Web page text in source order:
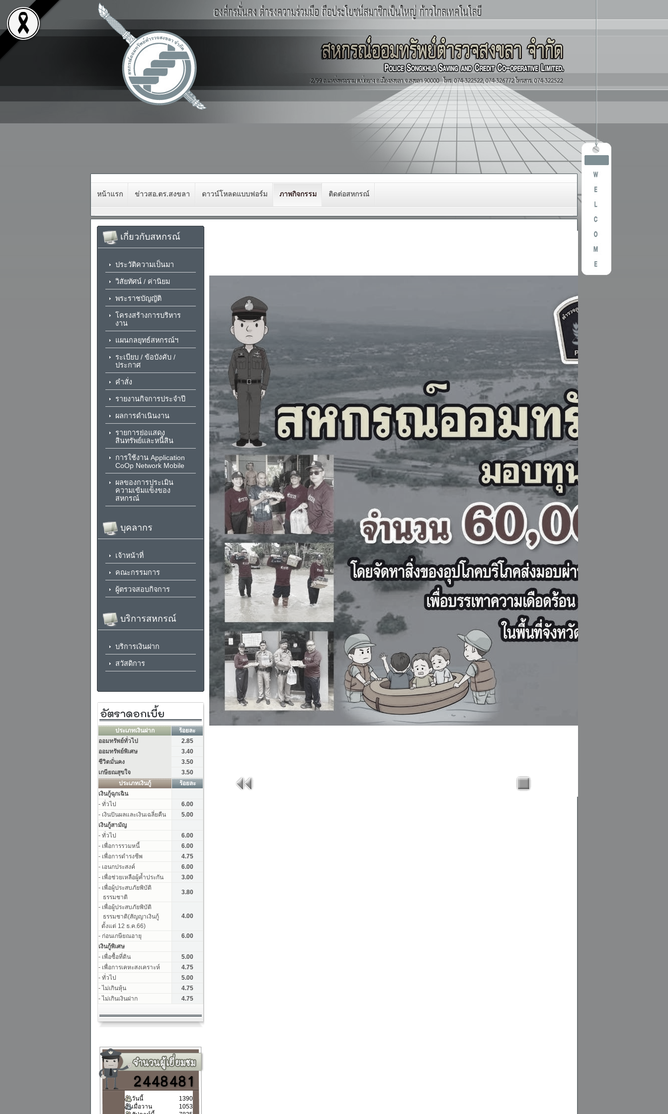
หน้าแรก ข่าวสอ.ตร.สงขลา ดาวน์โหลดแบบฟอร์ม ภาพกิจกรรม ติดต่อสหกรณ์
เกี่ยวกับสหกรณ์
ประวัติความเป็นมา
วิสัยทัศน์ / ค่านิยม
พระราชบัญญัติ
โครงสร้างการบริหาร
งาน
แผนกลยุทธ์สหกรณ์ฯ
ระเบียบ / ข้อบังคับ /
ประกาศ
คำสั่ง
รายงานกิจการประจำปี
ผลการดำเนินงาน
รายการย่อแสดง
สินทรัพย์และหนี้สิน
การใช้งาน Application
CoOp Network Mobile
ผลของการประเมิน
ความเข้มแข็งของ
สหกรณ์
บุคลากร
เจ้าหน้าที่
คณะกรรมการ
ผู้ตรวจสอบกิจการ
บริการสหกรณ์
บริการเงินฝาก
สวัสดิการ
วันนี้
1390
เมื่อวาน
1053